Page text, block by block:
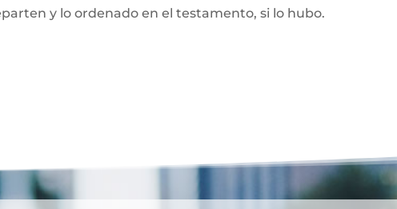
y lo ordenado en el testamento, si lo hubo.